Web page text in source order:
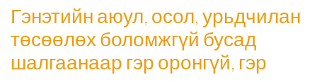
Гэнэтийн аюул, осол, урьдчилан
төсөөлөх боломжгүй бусад
шалгаанаар гэр оронгүй, гэр